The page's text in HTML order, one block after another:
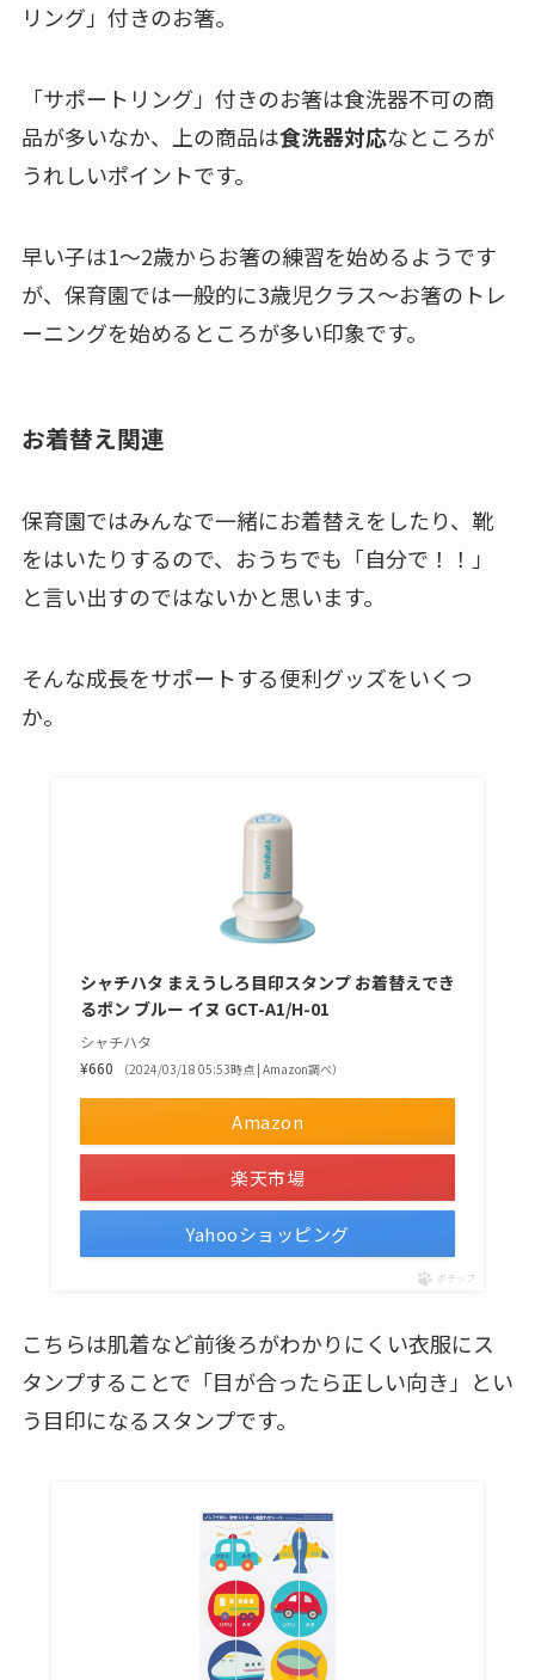
リング」付きのお箸。
「サポートリング」付きのお箸は食洗器不可の商
品が多いなか、上の商品は食洗器対応なところが
うれしいポイントです。
早い子は1～2歳からお箸の練習を始めるようです
が、保育園では一般的に3歳児クラス～お箸のトレ
ーニングを始めるところが多い印象です。
お着替え関連
保育園ではみんなで一緒にお着替えをしたり、靴
をはいたりするので、おうちでも「自分で！！」
と言い出すのではないかと思います。
そんな成長をサポートする便利グッズをいくつ
か。
シャチハタ まえうしろ目印スタンプ お着替えでき
るポン ブルー イヌ GCT-A1/H-01
シャチハタ
¥660
（2024/03/18 05:53時点 | Amazon調べ）
Amazon
楽天市場
Yahooショッピング
ポチップ
こちらは肌着など前後ろがわかりにくい衣服にス
タンプすることで「目が合ったら正しい向き」とい
う目印になるスタンプです。